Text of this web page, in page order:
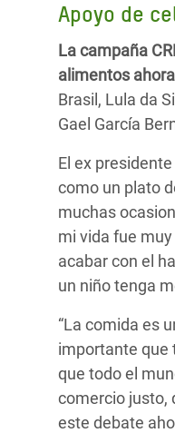
Apoyo de
La campaña
alimentos
Brasil, Lula da
Gael García
El ex
como un plato
muchas
mi vida fue
acabar con el
un niño tenga
“La comida es
importante que
que todo el
comercio justo,
este debate